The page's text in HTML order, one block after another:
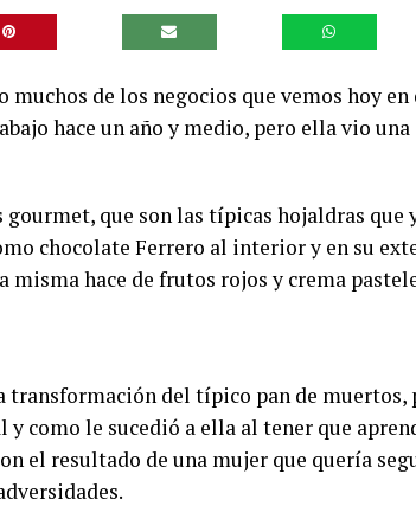
muchos de los negocios que vemos hoy en
hace un año y medio, pero ella vio una
que son las típicas hojaldras que
chocolate Ferrero al interior y en su
misma hace de frutos rojos y crema
transformación del típico pan de muertos,
como le sucedió a ella al tener que
el resultado de una mujer que quería